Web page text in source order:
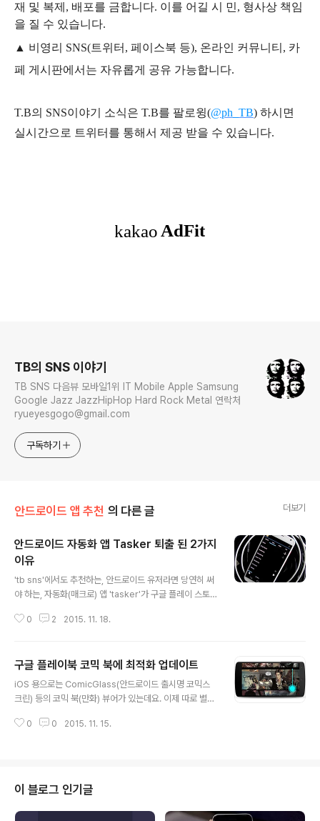
재 및 복제, 배포를 금합니다. 이를 어길 시 민, 형사상 책임
을 질 수 있습니다.
▲ 비영리 SNS(트위터, 페이스북 등), 온라인 커뮤니티, 카
페 게시판에서는 자유롭게 공유 가능합니다.
T.B의 SNS이야기 소식은 T.B를 팔로윙(@ph_TB) 하시면
실시간으로 트위터를 통해서 제공 받을 수 있습니다.
TB의 SNS 이야기
TB SNS 다음뷰 모바일1위 IT Mobile Apple Samsung
Google Jazz JazzHipHop Hard Rock Metal 연락처
ryueyesgogo@gmail.com
구독하기
안드로이드 앱 추천 의 다른 글 더보기
안드로이드 자동화 앱 Tasker 퇴출 된 2가지
이유
'tb sns'에서도 추천하는, 안드로이드 유저라면 당연히 써
야 하는, 자동화(매크로) 앱 'tasker'가 구글 플레이 스토
첫째, 구글의 가이드라인을 따르지 않았다는 것이다. task
것이 이유다.(참고: Example Use Cases for Whitelis
ting) tasker 개발자가 의심하는 부분은 안드로이드 마쉬
멜로우를 지원하는 tasker beta 4.8 에서 REQUEST_I
턴트 메시징 채팅 앱 또는 VOIP(음성통화)에만 쓰도록 제
0 2 2015. 11. 18.
구글 플레이북 코믹 북에 최적화 업데이트
iOS 용으로는 ComicGlass(안드로이드 출시명 코믹스
크린) 등의 코믹 북(만화) 뷰어가 있는데요. 이제 따로 별도
다. 안드로이드 공식 블로그에서 구글 플레이북이 코믹 북
▲ T.B의 SNS 이야기 블로그의 모든 글은 저작권법의 보
호를 받습니다. 어떠한 상업적인 이용도 허가하지 않으며,
이용(불펌)허락을 하지 않습니다.▲ 사전협의 없이 본 콘텐
0 0 2015. 11. 15.
이 블로그 인기글